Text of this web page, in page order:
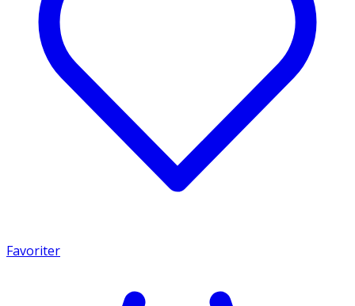
Favoriter